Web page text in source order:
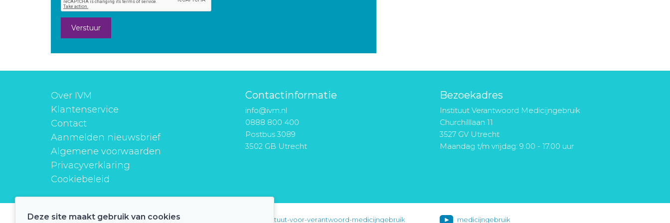
Verstuur
Over IVM
Klantenservice
Contact
Aanmelden nieuwsbrief
Algemene voorwaarden
Privacyverklaring
Cookiebeleid
Contactinformatie
info@ivm.nl
0888 800 400
Postbus 3089
3502 GB Utrecht
Bezoekadres
Instituut Verantwoord Medicijngebruik
Churchilllaan 11
3527 GV Utrecht
Maandag t/m vrijdag: 9.00 - 17.00 uur
instituutverantwoordmedicijngebruik instituut-voor-verantwoord-medicijngebruik medicijngebruik
Deze site maakt gebruik van cookies